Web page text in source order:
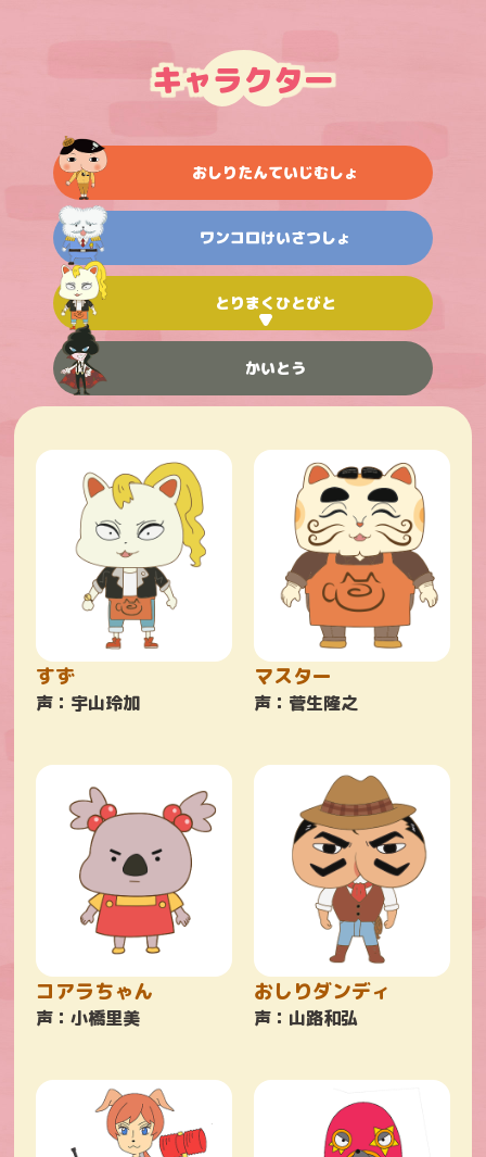
キャラクター
おしりたんていじむしょ
ワンコロけいさつしょ
とりまくひとびと
かいとう
すず
声：宇山玲加
マスター
声：菅生隆之
コアラちゃん
声：小橋里美
おしりダンディ
声：山路和弘